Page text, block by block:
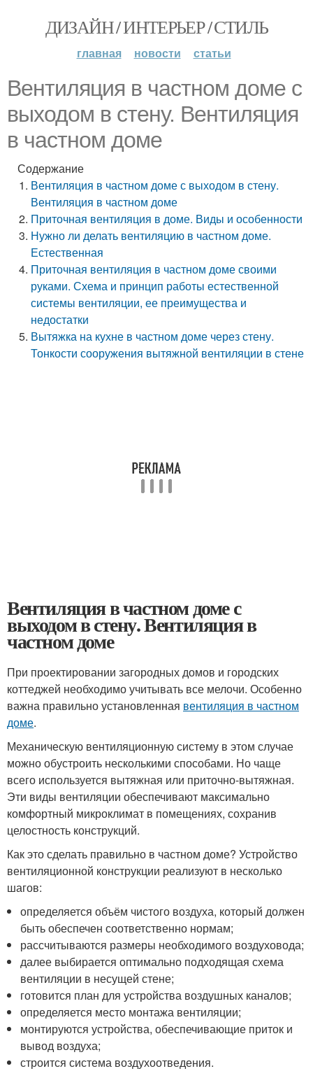
ДИЗАЙН / ИНТЕРЬЕР / СТИЛЬ
главная новости статьи
Вентиляция в частном доме с
выходом в стену. Вентиляция
в частном доме
Содержание
Вентиляция в частном доме с выходом в стену.
Вентиляция в частном доме
Приточная вентиляция в доме. Виды и особенности
Нужно ли делать вентиляцию в частном доме.
Естественная
Приточная вентиляция в частном доме своими
руками. Схема и принцип работы естественной
системы вентиляции, ее преимущества и
недостатки
Вытяжка на кухне в частном доме через стену.
Тонкости сооружения вытяжной вентиляции в стене
Вентиляция в частном доме с
выходом в стену. Вентиляция в
частном доме
При проектировании загородных домов и городских
коттеджей необходимо учитывать все мелочи. Особенно
важна правильно установленная вентиляция в частном
доме.
Механическую вентиляционную систему в этом случае
можно обустроить несколькими способами. Но чаще
всего используется вытяжная или приточно-вытяжная.
Эти виды вентиляции обеспечивают максимально
комфортный микроклимат в помещениях, сохранив
целостность конструкций.
Как это сделать правильно в частном доме? Устройство
вентиляционной конструкции реализуют в несколько
шагов:
определяется объём чистого воздуха, который должен
быть обеспечен соответственно нормам;
рассчитываются размеры необходимого воздуховода;
далее выбирается оптимально подходящая схема
вентиляции в несущей стене;
готовится план для устройства воздушных каналов;
определяется место монтажа вентиляции;
монтируются устройства, обеспечивающие приток и
вывод воздуха;
строится система воздухоотведения.